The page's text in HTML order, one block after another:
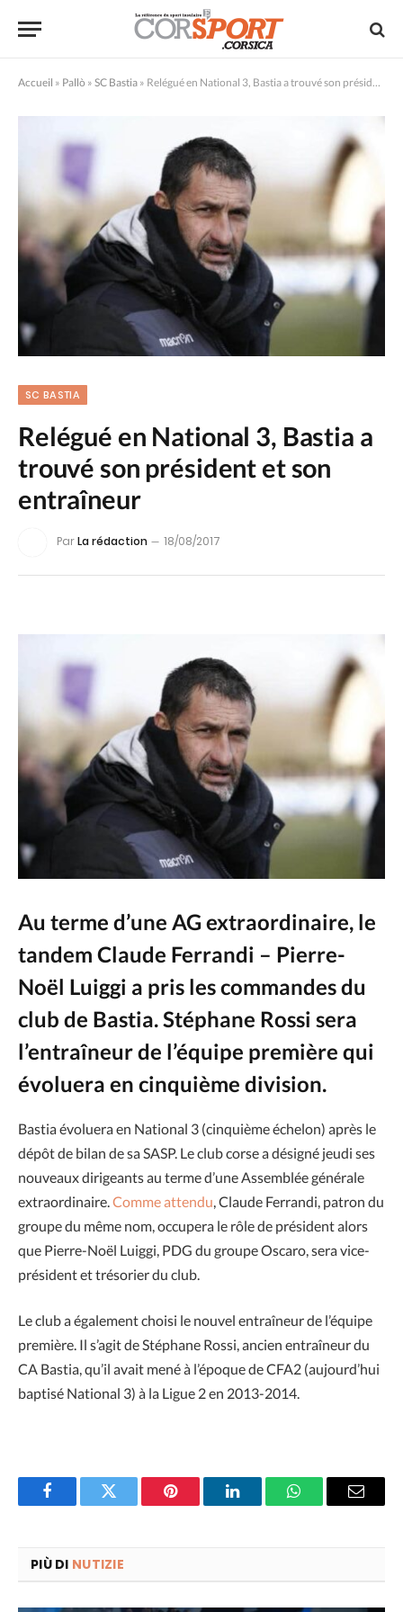
Accueil » Pallò » SC Bastia » Relégué en National 3, Bastia a trouvé son président et son entraîneur
SC BASTIA
Relégué en National 3, Bastia a
trouvé son président et son
entraîneur
ParLa rédaction 18/08/2017
Au terme d’une AG extraordinaire, le
tandem Claude Ferrandi – Pierre-
Noël Luiggi a pris les commandes du
club de Bastia. Stéphane Rossi sera
l’entraîneur de l’équipe première qui
évoluera en cinquième division.
Bastia évoluera en National 3 (cinquième échelon) après le
dépôt de bilan de sa SASP. Le club corse a désigné jeudi ses
nouveaux dirigeants au terme d’une Assemblée générale
extraordinaire. Comme attendu , Claude Ferrandi, patron du
groupe du même nom, occupera le rôle de président alors
que Pierre-Noël Luiggi, PDG du groupe Oscaro, sera vice-
président et trésorier du club.
Le club a également choisi le nouvel entraîneur de l’équipe
première. Il s’agit de Stéphane Rossi, ancien entraîneur du
CA Bastia, qu’il avait mené à l’époque de CFA2 (aujourd’hui
baptisé National 3) à la Ligue 2 en 2013-2014.
FacebookTwitter Pinterest LinkedInWhatsAppEmail
PIÙ DI NUTIZIE